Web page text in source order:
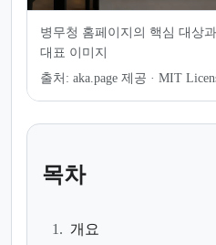
병무청 홈페이지의 핵심 대상
대표 이미지
출처: aka.page 제공 · MIT
목차
1. 개요